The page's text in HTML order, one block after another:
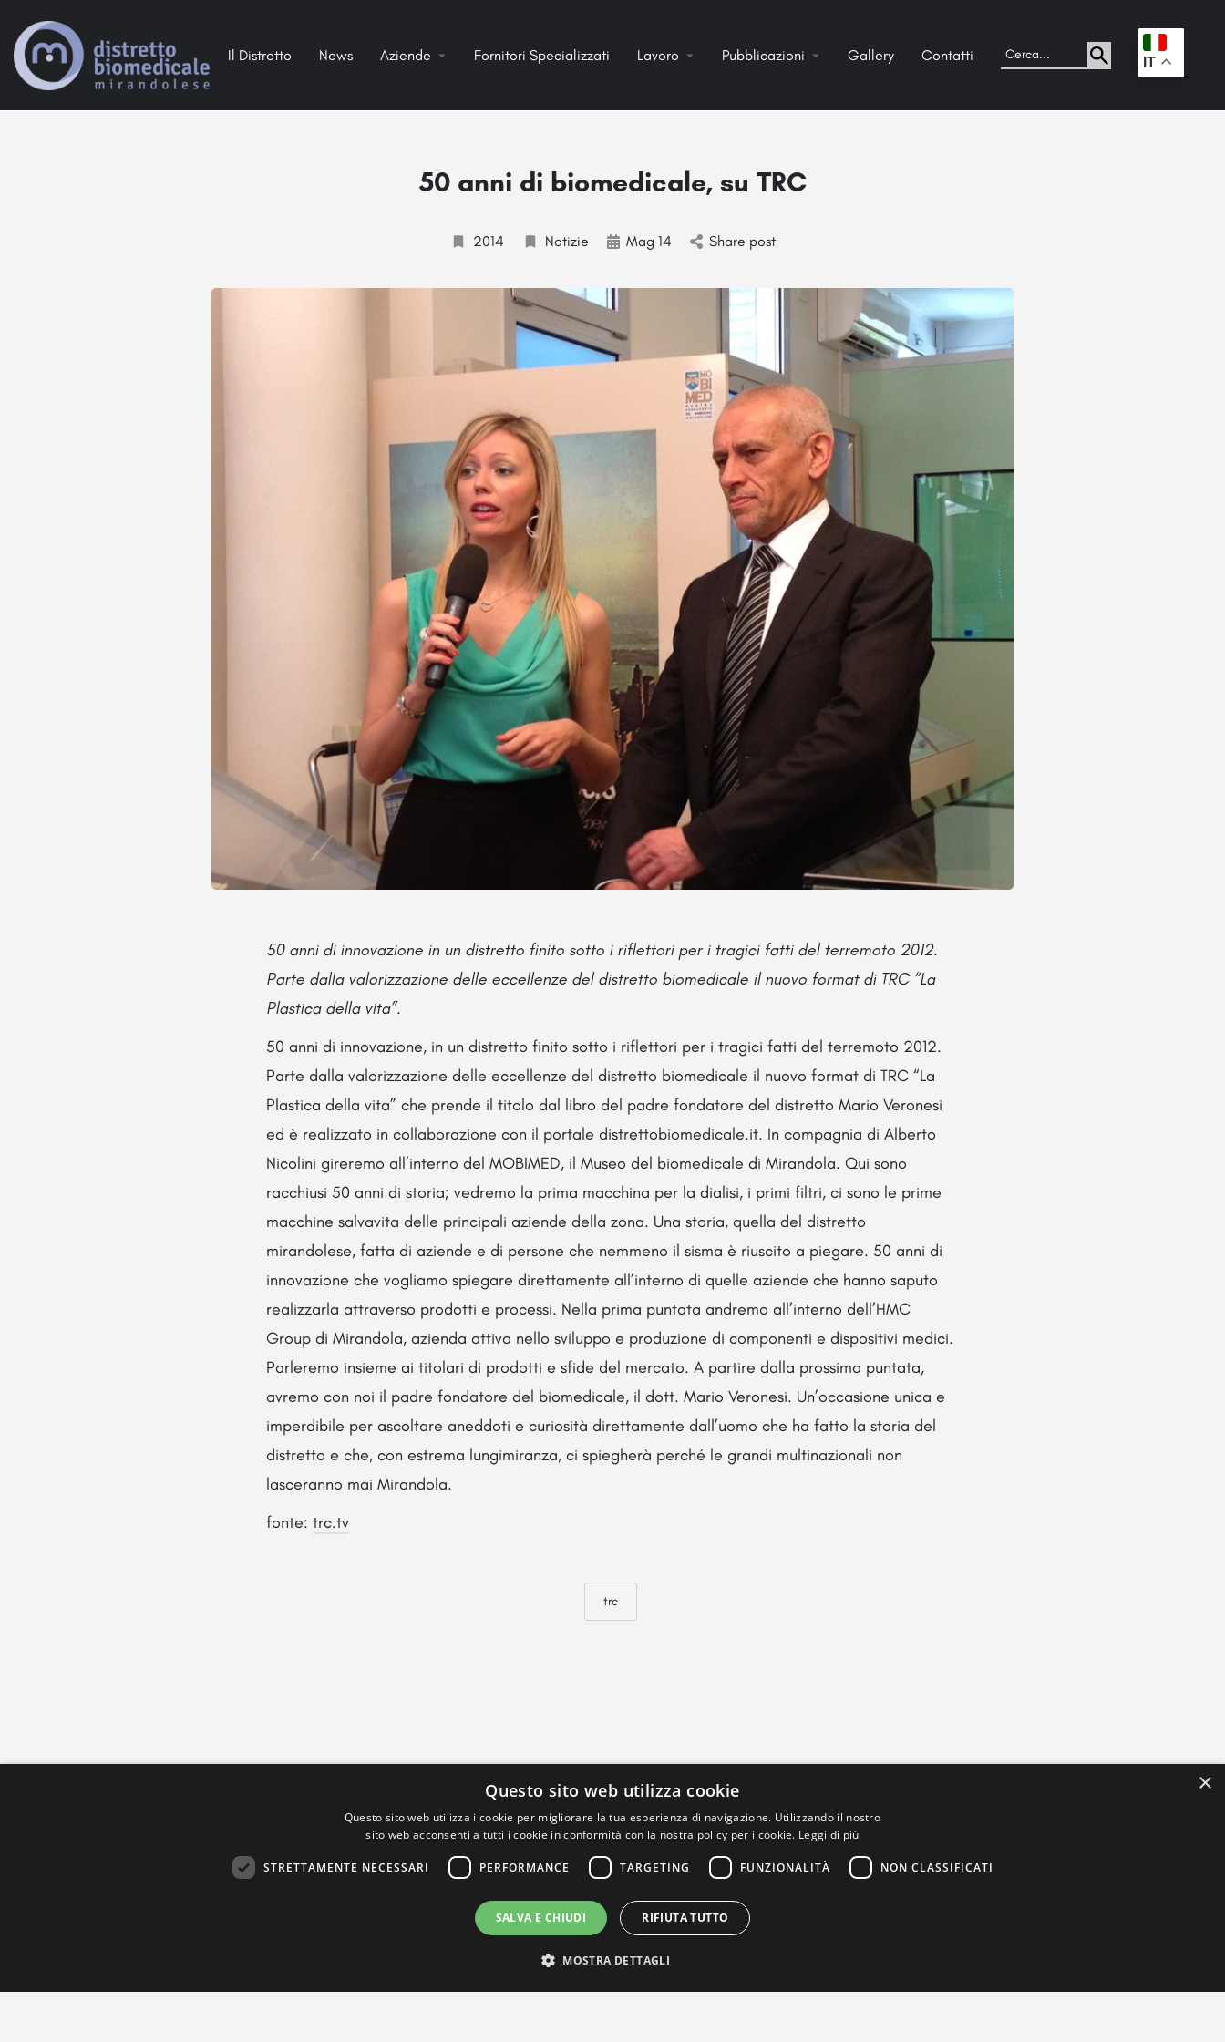
Il Distretto News Aziende Fornitori Specializzati Lavoro Pubblicazioni Gallery Contatti . IT
50 anni di biomedicale, su TRC
2014 Notizie Mag 14 Share post
50 anni di innovazione in un distretto finito sotto i riflettori per i tragici fatti del terremoto 2012.
Parte dalla valorizzazione delle eccellenze del distretto biomedicale il nuovo format di TRC “La
Plastica della vita”.
50 anni di innovazione, in un distretto finito sotto i riflettori per i tragici fatti del terremoto 2012.
Parte dalla valorizzazione delle eccellenze del distretto biomedicale il nuovo format di TRC “La
Plastica della vita” che prende il titolo dal libro del padre fondatore del distretto Mario Veronesi
ed è realizzato in collaborazione con il portale distrettobiomedicale.it. In compagnia di Alberto
Nicolini gireremo all’interno del MOBIMED, il Museo del biomedicale di Mirandola. Qui sono
racchiusi 50 anni di storia; vedremo la prima macchina per la dialisi, i primi filtri, ci sono le prime
macchine salvavita delle principali aziende della zona. Una storia, quella del distretto
mirandolese, fatta di aziende e di persone che nemmeno il sisma è riuscito a piegare. 50 anni di
innovazione che vogliamo spiegare direttamente all’interno di quelle aziende che hanno saputo
realizzarla attraverso prodotti e processi. Nella prima puntata andremo all’interno dell’HMC
Group di Mirandola, azienda attiva nello sviluppo e produzione di componenti e dispositivi medici.
Parleremo insieme ai titolari di prodotti e sfide del mercato. A partire dalla prossima puntata,
avremo con noi il padre fondatore del biomedicale, il dott. Mario Veronesi. Un’occasione unica e
imperdibile per ascoltare aneddoti e curiosità direttamente dall’uomo che ha fatto la storia del
distretto e che, con estrema lungimiranza, ci spiegherà perché le grandi multinazionali non
lasceranno mai Mirandola.
fonte: trc.tv
trc
×
Questo sito web utilizza cookie
Questo sito web utilizza i cookie per migliorare la tua esperienza di navigazione. Utilizzando il nostro
sito web acconsenti a tutti i cookie in conformità con la nostra policy per i cookie. Leggi di più
STRETTAMENTE NECESSARI PERFORMANCE TARGETING FUNZIONALITÀ NON CLASSIFICATI
SALVA E CHIUDI RIFIUTA TUTTO
MOSTRA DETTAGLI